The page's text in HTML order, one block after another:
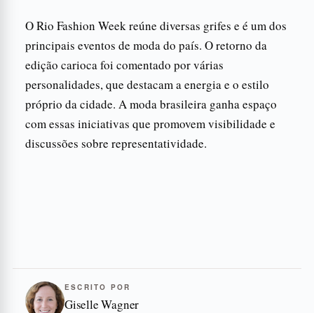
O Rio Fashion Week reúne diversas grifes e é um dos
principais eventos de moda do país. O retorno da
edição carioca foi comentado por várias
personalidades, que destacam a energia e o estilo
próprio da cidade. A moda brasileira ganha espaço
com essas iniciativas que promovem visibilidade e
discussões sobre representatividade.
ESCRITO POR
Giselle Wagner